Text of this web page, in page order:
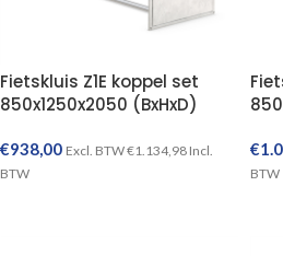
Fietskluis Z1E koppel set
850x1250x2050 (BxHxD)
€938,00 Excl. BTW€1.134,98 Incl.
BTW
€
BTW